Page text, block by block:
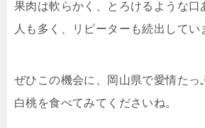
果肉は軟らかく、とろけるような口
人も多く、リピーターも続出してい
ぜひこの機会に、岡山県で愛情たっ
白桃を食べてみてくださいね。